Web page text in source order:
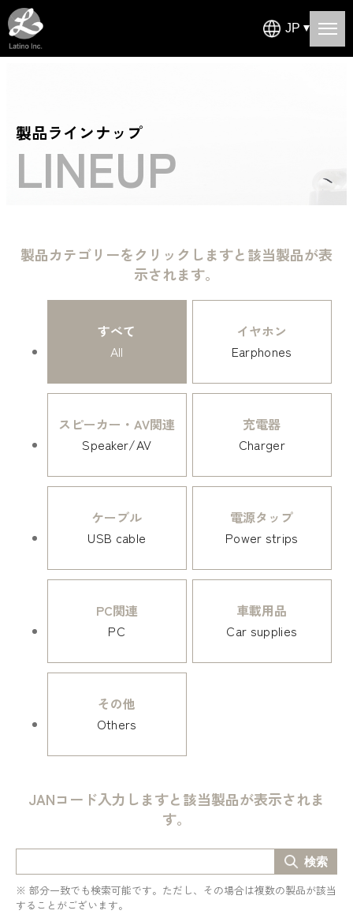
JP
製品ラインナップ
LINEUP
製品カテゴリーをクリックしますと該当製品が表
示されます。
すべて
All
イヤホン
Earphones
スピーカー・AV関連
Speaker/AV
充電器
Charger
ケーブル
USB cable
電源タップ
Power strips
PC関連
PC
車載用品
Car supplies
その他
Others
JANコード入力しますと該当製品が表示されま
す。
検索
※ 部分一致でも検索可能です。ただし、その場合は複数の製品が該当
することがございます。